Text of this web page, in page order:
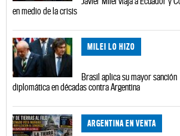
en medio de la crisis
MILEI LO HIZO
Brasil aplica su mayor sanción
diplomática en décadas contra Argentina
ARGENTINA EN VENTA